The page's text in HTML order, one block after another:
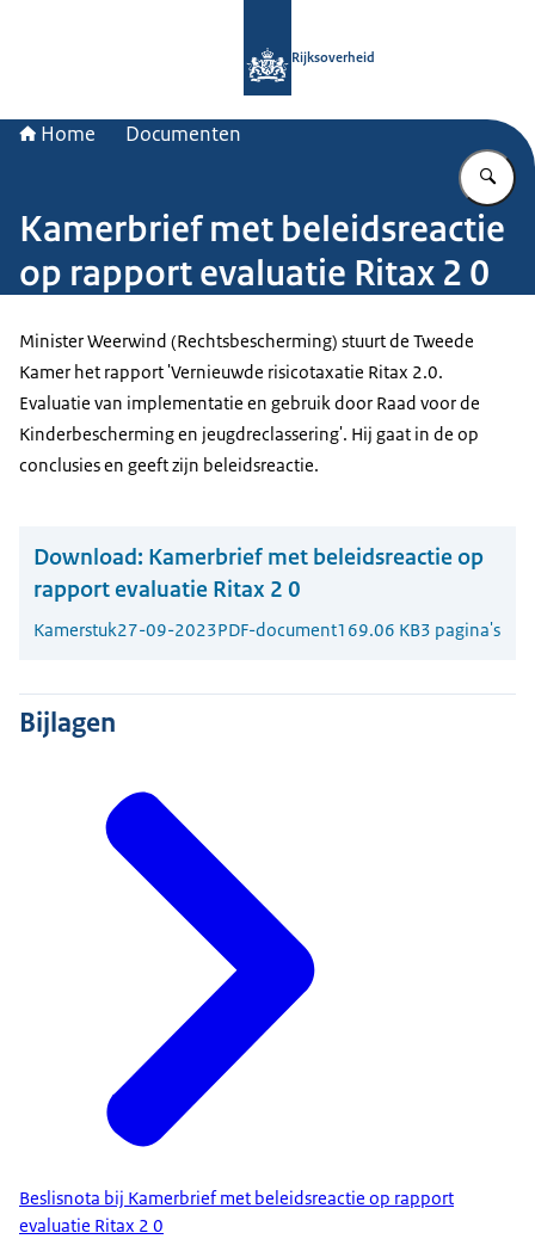
Rijksoverheid
Home Documenten
Kamerbrief met beleidsreactie
op rapport evaluatie Ritax 2 0
Minister Weerwind (Rechtsbescherming) stuurt de Tweede
Kamer het rapport 'Vernieuwde risicotaxatie Ritax 2.0.
Evaluatie van implementatie en gebruik door Raad voor de
Kinderbescherming en jeugdreclassering'. Hij gaat in de op
conclusies en geeft zijn beleidsreactie.
Download: Kamerbrief met beleidsreactie op
rapport evaluatie Ritax 2 0
Kamerstuk27-09-2023PDF-document169.06 KB3 pagina's
Bijlagen
Beslisnota bij Kamerbrief met beleidsreactie op rapport
evaluatie Ritax 2 0